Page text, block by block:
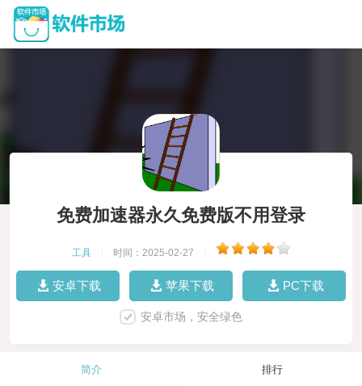
免费加速器永久免费版不用登录
工具 时间：2025-02-27
安卓下载 苹果下载 PC下载
安卓市场，安全绿色
简介 排行